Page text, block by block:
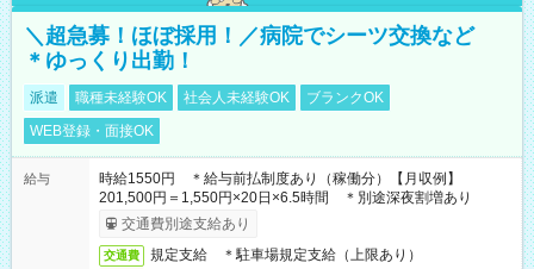
＼超急募！ほぼ採用！／病院でシーツ交換など
＊ゆっくり出勤！
派遣 職種未経験OK 社会人未経験OK
ブランクOK
WEB登録・面接OK
給与
時給1550円 ＊給与前払制度あり（稼働分）【月収例】
201,500円＝1,550円×20日×6.5時間 ＊別途深夜割増あり
交通費別途支給あり
交通費 規定支給 ＊駐車場規定支給（上限あり）